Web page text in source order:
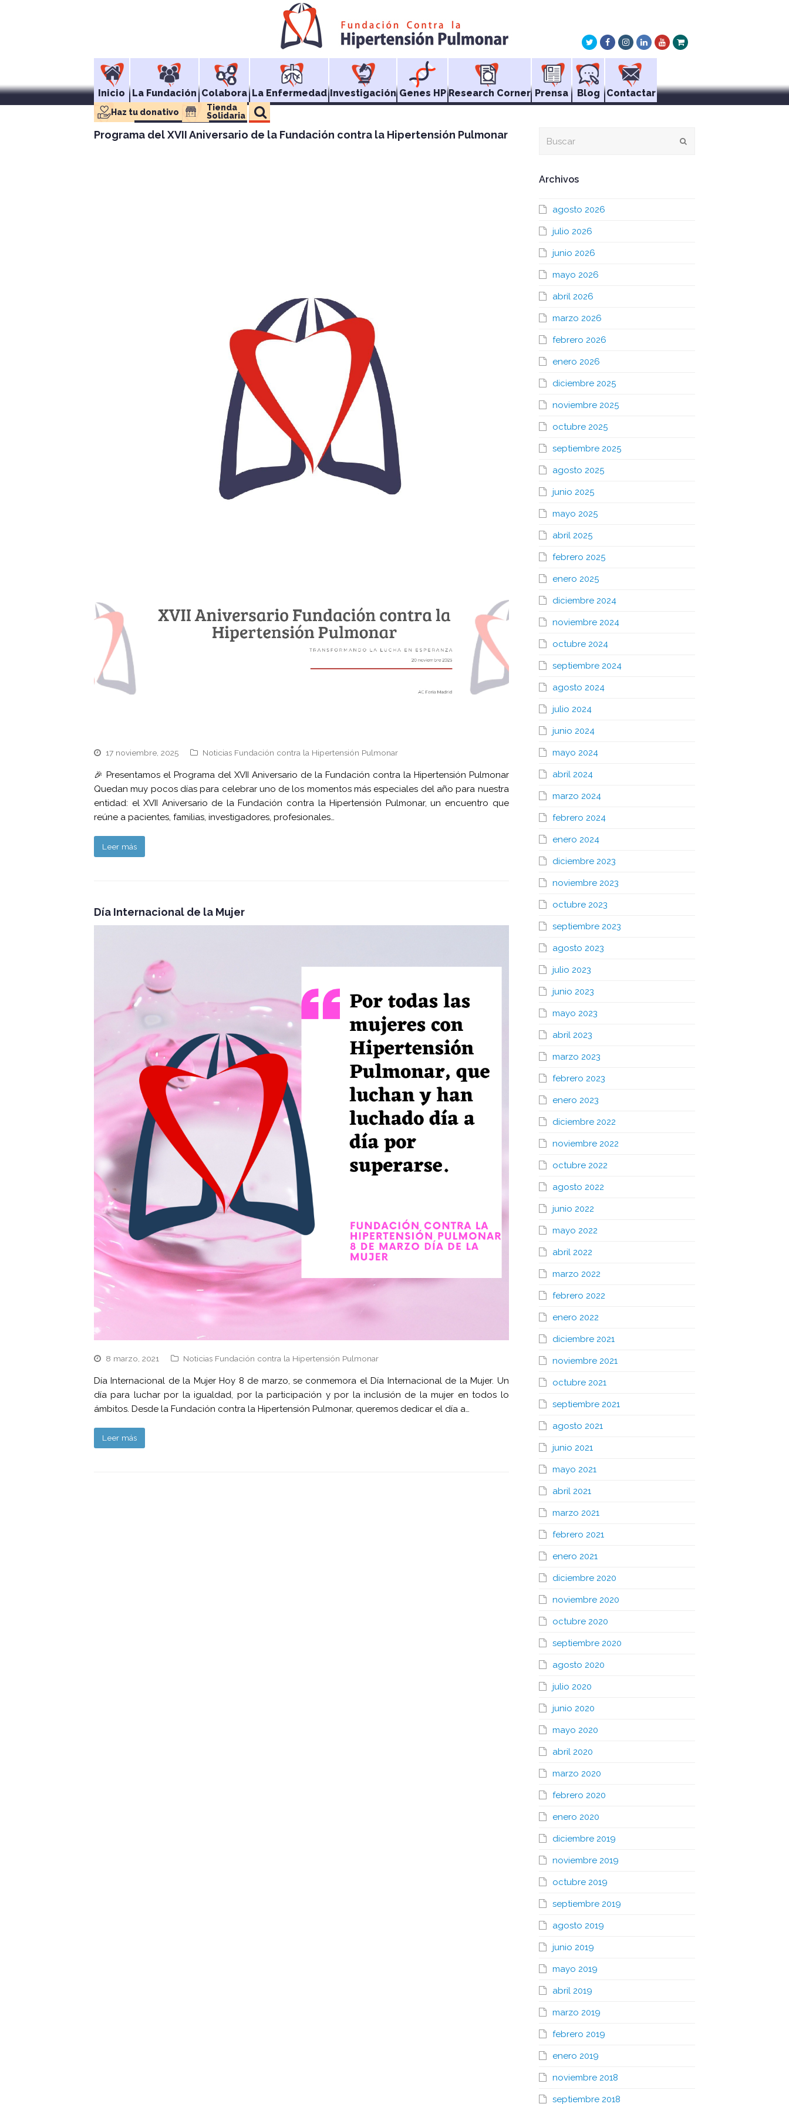
TwitterFacebookInstagram
LinkedInYoutube
Xing
Inicio La Fundación Colabora La Enfermedad Investigación Genes HP Research Corner Prensa Blog Contactar
Haz tu donativo
Tienda
Solidaria
Programa del XVII Aniversario de la Fundación contra la Hipertensión Pulmonar
17 noviembre, 2025 Noticias Fundación contra la Hipertensión Pulmonar
🎉 Presentamos el Programa del XVII Aniversario de la Fundación contra la Hipertensión Pulmonar
Quedan muy pocos días para celebrar uno de los momentos más especiales del año para nuestra
entidad: el XVII Aniversario de la Fundación contra la Hipertensión Pulmonar, un encuentro que
reúne a pacientes, familias, investigadores, profesionales…
Leer más
Día Internacional de la Mujer
8 marzo, 2021 Noticias Fundación contra la Hipertensión Pulmonar
Día Internacional de la Mujer Hoy 8 de marzo, se conmemora el Día Internacional de la Mujer. Un
día para luchar por la igualdad, por la participación y por la inclusión de la mujer en todos lo
ámbitos. Desde la Fundación contra la Hipertensión Pulmonar, queremos dedicar el día a…
Leer más
Archivos
agosto 2026
julio 2026
junio 2026
mayo 2026
abril 2026
marzo 2026
febrero 2026
enero 2026
diciembre 2025
noviembre 2025
octubre 2025
septiembre 2025
agosto 2025
junio 2025
mayo 2025
abril 2025
febrero 2025
enero 2025
diciembre 2024
noviembre 2024
octubre 2024
septiembre 2024
agosto 2024
julio 2024
junio 2024
mayo 2024
abril 2024
marzo 2024
febrero 2024
enero 2024
diciembre 2023
noviembre 2023
octubre 2023
septiembre 2023
agosto 2023
julio 2023
junio 2023
mayo 2023
abril 2023
marzo 2023
febrero 2023
enero 2023
diciembre 2022
noviembre 2022
octubre 2022
agosto 2022
junio 2022
mayo 2022
abril 2022
marzo 2022
febrero 2022
enero 2022
diciembre 2021
noviembre 2021
octubre 2021
septiembre 2021
agosto 2021
junio 2021
mayo 2021
abril 2021
marzo 2021
febrero 2021
enero 2021
diciembre 2020
noviembre 2020
octubre 2020
septiembre 2020
agosto 2020
julio 2020
junio 2020
mayo 2020
abril 2020
marzo 2020
febrero 2020
enero 2020
diciembre 2019
noviembre 2019
octubre 2019
septiembre 2019
agosto 2019
junio 2019
mayo 2019
abril 2019
marzo 2019
febrero 2019
enero 2019
noviembre 2018
septiembre 2018